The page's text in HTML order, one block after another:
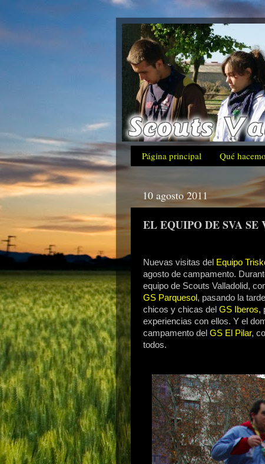
Página principal Qué
10 agosto 2011
EL EQUIPO DE SVA
Nuevas visitas del Equipo
agosto de campamento.
equipo de Scouts Valladolid,
GS Parquesol, pasando la
chicos y chicas del GS Iberos,
experiencias con ellos. Y el
campamento del GS El Pilar,
todos.